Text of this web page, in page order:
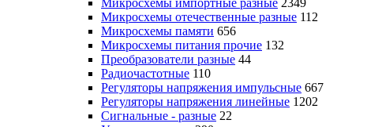
Микросхемы отечественные разные 112
Микросхемы памяти 656
Микросхемы питания прочие 132
Преобразователи разные 44
Радиочастотные 110
Регуляторы напряжения импульсные 667
Регуляторы напряжения линейные 1202
Сигнальные - разные 22